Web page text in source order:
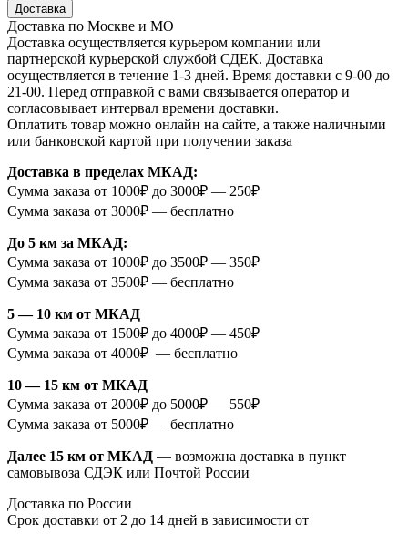
Доставка
Доставка по Москве и МО
Доставка осуществляется курьером компании или
партнерской курьерской службой СДЕК. Доставка
осуществляется в течение 1-3 дней. Время доставки с 9-00 до
21-00. Перед отправкой с вами связывается оператор и
согласовывает интервал времени доставки.
Оплатить товар можно онлайн на сайте, а также наличными
или банковской картой при получении заказа
Доставка в пределах МКАД:
Сумма заказа от 1000₽ до 3000₽ — 250₽
Сумма заказа от 3000₽ — бесплатно
До 5 км за МКАД:
Сумма заказа от 1000₽ до 3500₽ — 350₽
Сумма заказа от 3500₽ — бесплатно
5 — 10 км от МКАД
Сумма заказа от 1500₽ до 4000₽ — 450₽
Сумма заказа от 4000₽ — бесплатно
10 — 15 км от МКАД
Сумма заказа от 2000₽ до 5000₽ — 550₽
Сумма заказа от 5000₽ — бесплатно
Далее 15 км от МКАД — возможна доставка в пункт
самовывоза СДЭК или Почтой России
Доставка по России
Срок доставки от 2 до 14 дней в зависимости от